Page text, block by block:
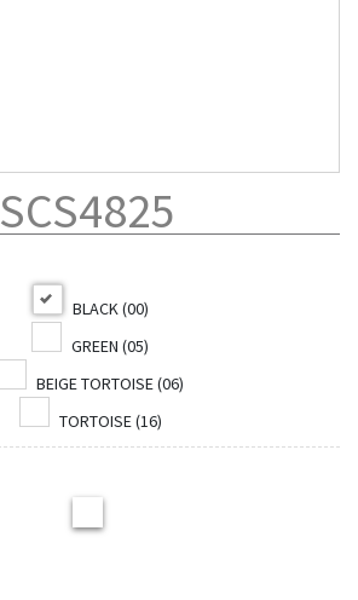
SCS4825
BLACK (00)
GREEN (05)
BEIGE TORTOISE (06)
TORTOISE (16)